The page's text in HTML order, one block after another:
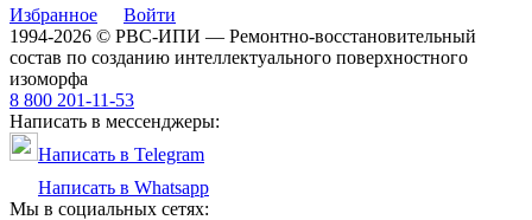
Избранное
Войти
1994-2026 © РВС-ИПИ — Ремонтно-восстановительный
состав по созданию интеллектуального поверхностного
изоморфа
8 800 201-11-53
Написать в мессенджеры:
Написать в Telegram
Написать в Whatsapp
Мы в социальных сетях: